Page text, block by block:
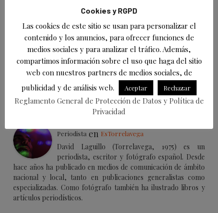
participación de la ciudadanía y del Consejo de la
Mujer. Además se busca la visibilidad de esta forma
de terrorismo machista que ha causado más de 900
víctimas a manos de sus parejas o exparejas”,
detalla Patricia Portilla.
Acerca de Últimas entradas
Periodista en EsTorrelavega
David Laguillo (Torrelavega, 1975) es un
periodista, escritor y fotógrafo español. Desde
hace años ha publicado en medios de comunicación de ámbito
nacional y local, tanto en publicaciones generalistas como
especializadas. Como fotógrafo también ha ilustrado libros y
artículos periodísticos.
Cookies y RGPD
Las cookies de este sitio se usan para personalizar el
contenido y los anuncios, para ofrecer funciones de
medios sociales y para analizar el tráfico. Además,
compartimos información sobre el uso que haga del sitio
web con nuestros partners de medios sociales, de
publicidad y de análisis web.
Aceptar Rechazar
Reglamento General de Protección de Datos y Política de
Privacidad